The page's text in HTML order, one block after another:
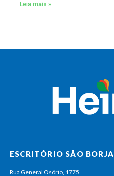
Leia mais »
ESCRITÓRIO SÃO BORJA
Rua General Osório, 1775